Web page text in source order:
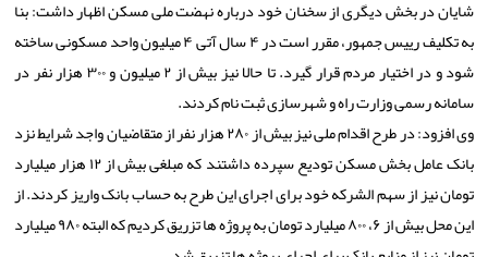
شایان در بخش دیگری از سخنان خود درباره نهضت ملی مسکن اظهار داشت: بنا
به تکلیف رییس جمهور، مقرر است در ۴ سال آتی ۴ میلیون واحد مسکونی ساخته
شود و در اختیار مردم قرار گیرد. تا حالا نیز بیش از ۲ میلیون و ۳۰۰ هزار نفر در
سامانه رسمی وزارت راه و شهرسازی ثبت نام کردند.
وی افزود: در طرح اقدام ملی نیز بیش از ۲۸۰ هزار نفر از متقاضیان واجد شرایط نزد
بانک عامل بخش مسکن تودیع سپرده داشتند که مبلغی بیش از ۱۲ هزار میلیارد
تومان نیز از سهم الشرکه خود برای اجرای این طرح به حساب بانک واریز کردند. از
این محل بیش از ۶، ۸۰۰ میلیارد تومان به پروژه ها تزریق کردیم که البته ۹۸۰ میلیارد